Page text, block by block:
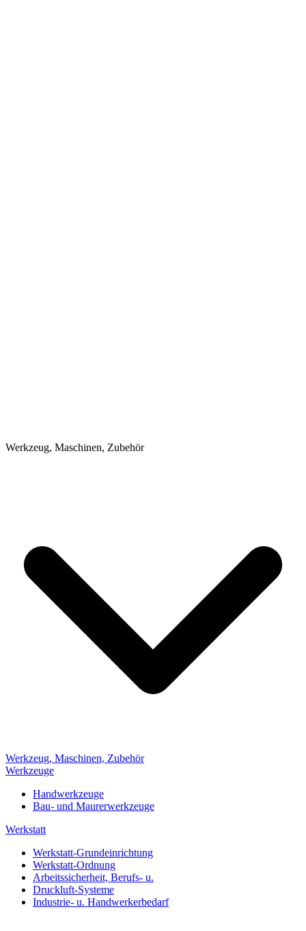
Werkzeug, Maschinen, Zubehör
Werkzeug, Maschinen, Zubehör
Werkzeuge
Handwerkzeuge
Bau- und Maurerwerkzeuge
Werkstatt
Werkstatt-Grundeinrichtung
Werkstatt-Ordnung
Arbeitssicherheit, Berufs- u.
Druckluft-Systeme
Industrie- u. Handwerkerbedarf